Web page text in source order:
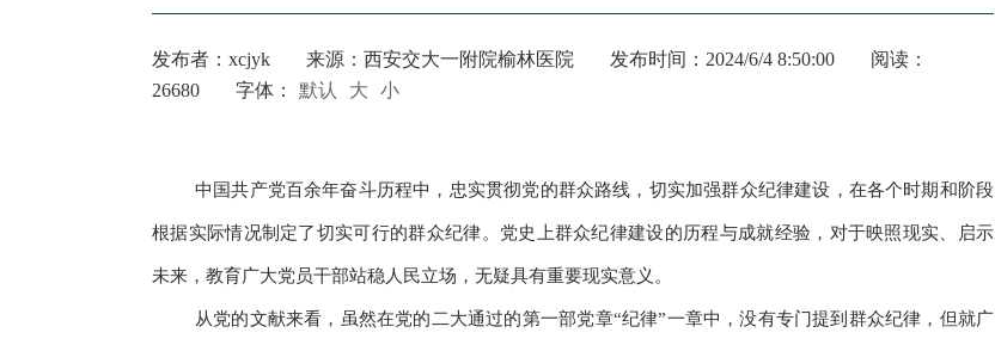
发布者：xcjyk 来源：西安交大一附院榆林医院 发布时间：2024/6/4 8:50:00
阅读：
26680
字体： 默认 大 小
中国共产党百余年奋斗历程中，忠实贯彻党的群众路线，切实加强群众纪律建设，在各个时期和阶段
根据实际情况制定了切实可行的群众纪律。党史上群众纪律建设的历程与成就经验，对于映照现实、启示
未来，教育广大党员干部站稳人民立场，无疑具有重要现实意义。
从党的文献来看，虽然在党的二大通过的第一部党章“纪律”一章中，没有专门提到群众纪律，但就广